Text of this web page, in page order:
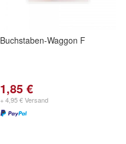
Buchstaben-Waggon F
1,85 €
+ 4,95 € Versand